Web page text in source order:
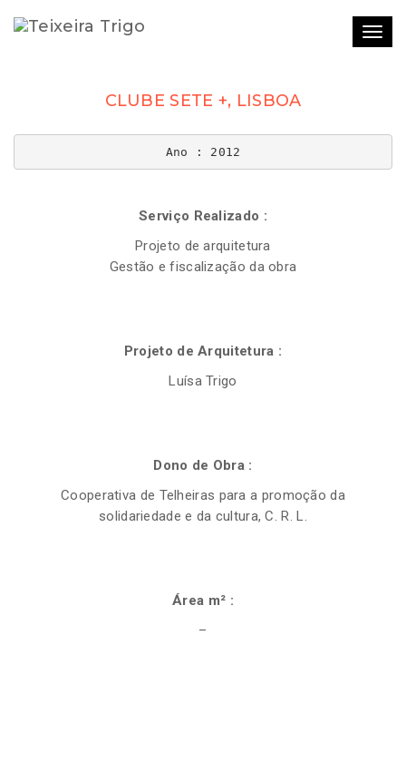
CLUBE SETE +, LISBOA
Ano : 2012
Serviço Realizado :
Projeto de arquitetura
Gestão e fiscalização da obra
Projeto de Arquitetura :
Luísa Trigo
Dono de Obra :
Cooperativa de Telheiras para a promoção da
solidariedade e da cultura, C. R. L.
Área m² :
–